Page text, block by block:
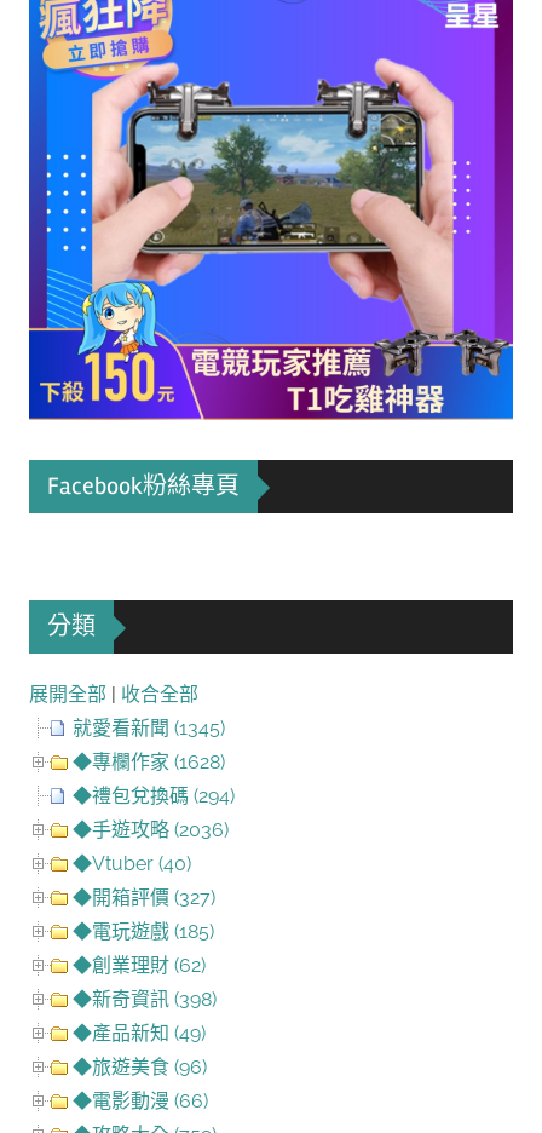
Facebook粉絲專頁
分類
展開全部 | 收合全部
就愛看新聞 (1345)
◆專欄作家 (1628)
◆禮包兌換碼 (294)
◆手遊攻略 (2036)
◆Vtuber (40)
◆開箱評價 (327)
◆電玩遊戲 (185)
◆創業理財 (62)
◆新奇資訊 (398)
◆產品新知 (49)
◆旅遊美食 (96)
◆電影動漫 (66)